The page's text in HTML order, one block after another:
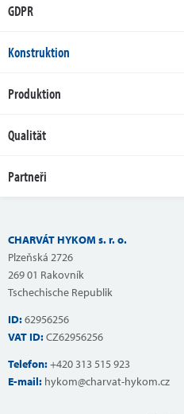
GDPR
Konstruktion
Produktion
Qualität
Partneři
CHARVÁT HYKOM s. r. o.
Plzeňská 2726
269 01 Rakovník
Tschechische Republik
ID:62956256
VAT ID:CZ62956256
Telefon:+420 313 515 923
E-mail: hykom@charvat-hykom.cz